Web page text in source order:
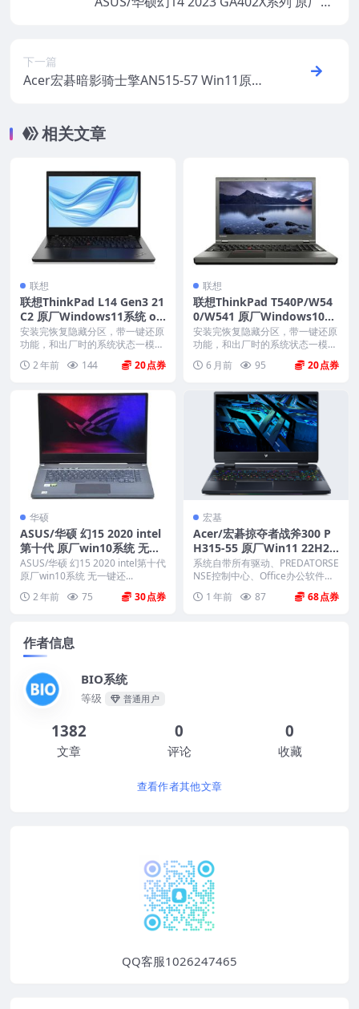
下一篇
Acer宏碁暗影骑士擎AN515-57 Win11原厂
相关文章
联想
联想ThinkPad L14 Gen3 21
C2 原厂Windows11系统 oe
m系统镜像下载
安装完恢复隐藏分区，带一键还原
功能，和出厂时的系统状态一模一
2 年前 144 20
联想
联想ThinkPad T540P/W54
0/W541 原厂Windows10专
业版 oem系统镜像下载
安装完恢复隐藏分区，带一键还原
功能，和出厂时的系统状态一模一
6 月前 95 20
华硕
ASUS/华硕 幻15 2020 intel
第十代 原厂win10系统 无一
键还原 非工厂模式
ASUS/华硕 幻15 2020 intel第十代
原厂win10系统 无一键还...
2 年前
75 30
宏基
Acer/宏碁掠夺者战斧300 P
H315-55 原厂Win11 22H2
系统 工厂文件 带一键恢复
系统自带所有驱动、PREDATORSE
NSE控制中心、Office办公软件、
1 年前 87 68
作者信息
BIO系统
等级 普通用户
1382
文章
0
评论
0
收藏
查看作者其他文章
QQ客服1026247465